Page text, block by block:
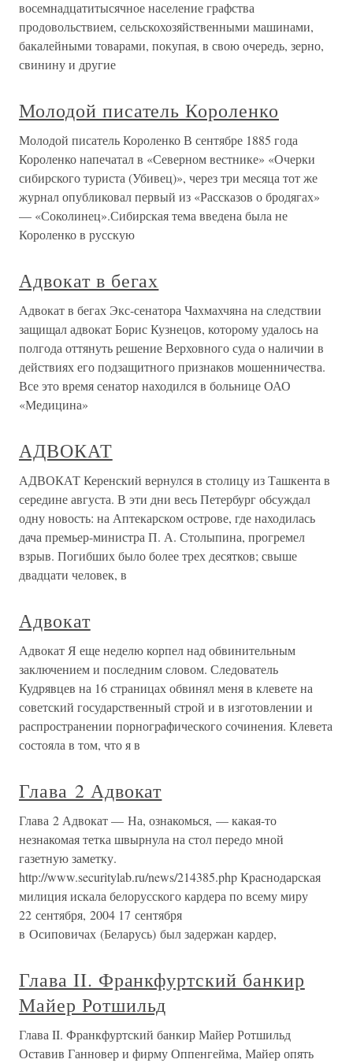
восемнадцатитысячное население графства
продовольствием, сельскохозяйственными машинами,
бакалейными товарами, покупая, в свою очередь, зерно,
свинину и другие
Молодой писатель Короленко
Молодой писатель Короленко В сентябре 1885 года
Короленко напечатал в «Северном вестнике» «Очерки
сибирского туриста (Убивец)», через три месяца тот же
журнал опубликовал первый из «Рассказов о бродягах»
— «Соколинец».Сибирская тема введена была не
Короленко в русскую
Адвокат в бегах
Адвокат в бегах Экс-сенатора Чахмахчяна на следствии
защищал адвокат Борис Кузнецов, которому удалось на
полгода оттянуть решение Верховного суда о наличии в
действиях его подзащитного признаков мошенничества.
Все это время сенатор находился в больнице ОАО
«Медицина»
АДВОКАТ
АДВОКАТ Керенский вернулся в столицу из Ташкента в
середине августа. В эти дни весь Петербург обсуждал
одну новость: на Аптекарском острове, где находилась
дача премьер-министра П. А. Столыпина, прогремел
взрыв. Погибших было более трех десятков; свыше
двадцати человек, в
Адвокат
Адвокат Я еще неделю корпел над обвинительным
заключением и последним словом. Следователь
Кудрявцев на 16 страницах обвинял меня в клевете на
советский государственный строй и в изготовлении и
распространении порнографического сочинения. Клевета
состояла в том, что я в
Глава 2 Адвокат
Глава 2 Адвокат — На, ознакомься, — какая-то
незнакомая тетка швырнула на стол передо мной
газетную заметку.
http://www.securitylab.ru/news/214385.php Краснодарская
милиция искала белорусского кардера по всему миру
22 сентября, 2004 17 сентября
в Осиповичах (Беларусь) был задержан кардер,
Глава II. Франкфуртский банкир
Майер Ротшильд
Глава II. Франкфуртский банкир Майер Ротшильд
Оставив Ганновер и фирму Оппенгейма, Майер опять